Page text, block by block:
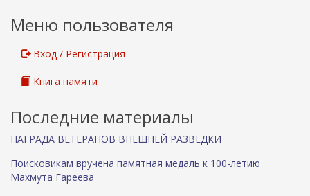
Меню пользователя
Вход / Регистрация
Книга памяти
Последние материалы
НАГРАДА ВЕТЕРАНОВ ВНЕШНЕЙ РАЗВЕДКИ
Поисковикам вручена памятная медаль к 100-летию
Махмута Гареева